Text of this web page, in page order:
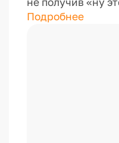
Подробнее